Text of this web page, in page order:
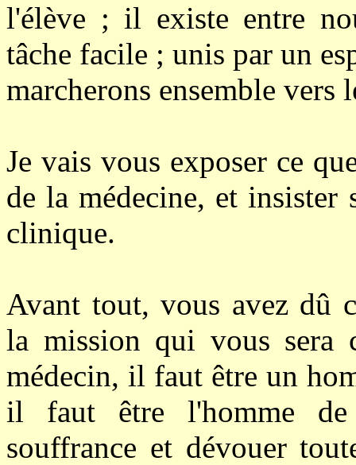
l'élève ; il existe entre
tâche facile ; unis par un
marcherons ensemble vers
Je vais vous exposer ce
de la médecine, et insister
clinique.
Avant tout, vous avez dû
la mission qui vous sera
médecin, il faut être un
il faut être l'homme
souffrance et dévouer